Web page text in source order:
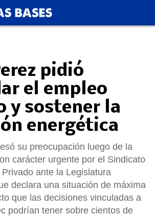
pidió
el empleo
y sostener la
energética
su preocupación luego de la
carácter urgente por el Sindicato
ante la Legislatura
declara una situación de máxima
que las decisiones vinculadas a
podrían tener sobre cientos de